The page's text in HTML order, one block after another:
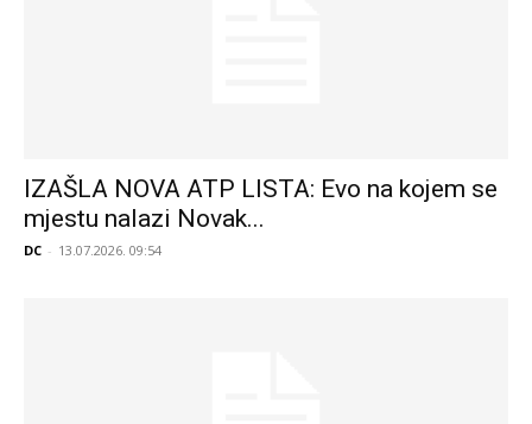
IZAŠLA NOVA ATP LISTA: Evo na kojem se
mjestu nalazi Novak...
DC - 13.07.2026. 09:54